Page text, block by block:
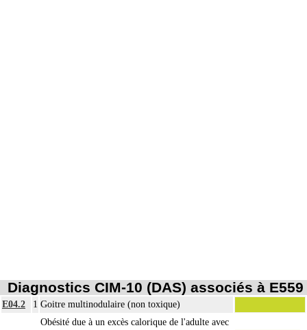
Diagnostics CIM-10 (DAS) associés à E559
E04.2 1 Goitre multinodulaire (non toxique)
Obésité due à un excès calorique de l'adulte avec